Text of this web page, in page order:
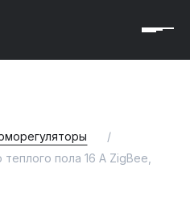
/
пола 16 А ZigBee,